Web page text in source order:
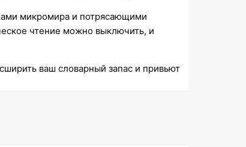
микромира и потрясающими
чтение можно выключить, и
ваш словарный запас и привьют